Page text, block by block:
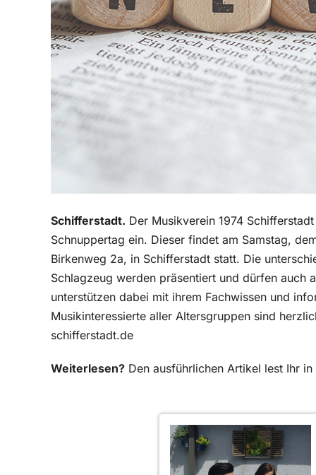
Schifferstadt. Der Musikverein 1974
Schnuppertag ein. Dieser findet am Samstag,
Birkenweg 2a, in Schifferstadt statt. Die
Schlagzeug werden präsentiert und dürfen auch
unterstützen dabei mit ihrem Fachwissen und
Musikinteressierte aller Altersgruppen sind
schifferstadt.de
Weiterlesen? Den ausführlichen Artikel lest Ihr